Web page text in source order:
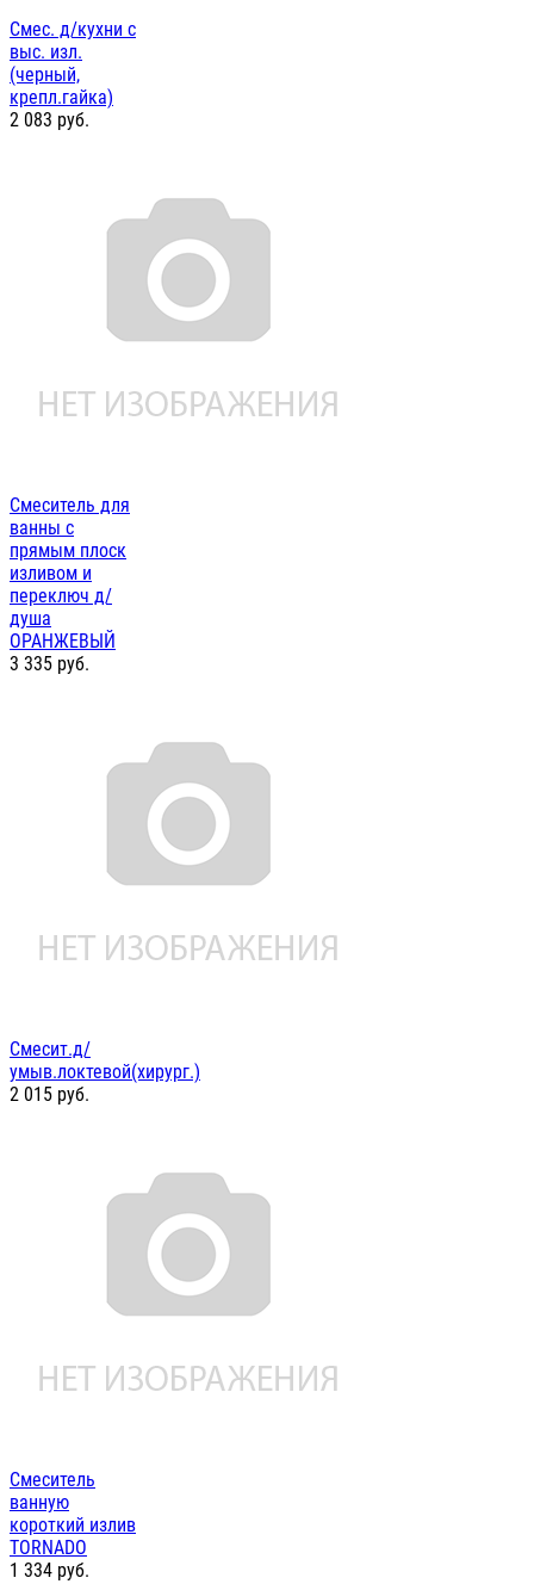
Смес. д/кухни с
выс. изл.
(черный,
крепл.гайка)
2 083 руб.
Смеситель для
ванны с
прямым плоск
изливом и
переключ д/
душа
ОРАНЖЕВЫЙ
3 335 руб.
Смесит.д/
умыв.локтевой(хирург.)
2 015 руб.
Смеситель
ванную
короткий излив
TORNADO
1 334 руб.